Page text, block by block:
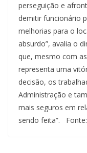
perseguição e
demitir funcionário
melhorias para o
absurdo”, avalia o
que, mesmo com
representa uma
decisão, os
Administração e
mais seguros em
sendo feita”.